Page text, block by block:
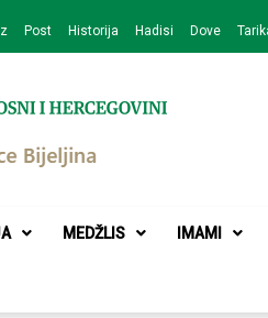
Post Historija Hadisi Dove
MEDŽLIS IMAMI